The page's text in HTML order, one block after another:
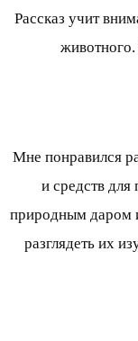
Рассказ учит
Мне понравился
и средств
природным даром
разглядеть их